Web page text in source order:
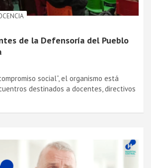
de la Defensoría del Pueblo
social”, el organismo está
destinados a docentes, directivos